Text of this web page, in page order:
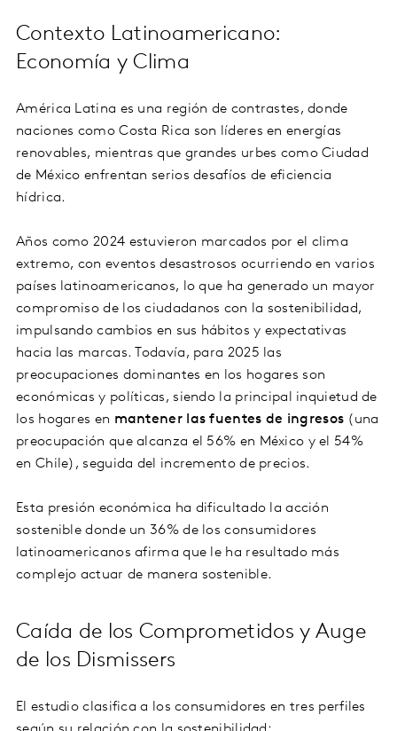
Contexto Latinoamericano:
Economía y Clima
América Latina es una región de contrastes, donde
naciones como Costa Rica son líderes en energías
renovables, mientras que grandes urbes como Ciudad
de México enfrentan serios desafíos de eficiencia
hídrica.
Años como 2024 estuvieron marcados por el clima
extremo, con eventos desastrosos ocurriendo en varios
países latinoamericanos, lo que ha generado un mayor
compromiso de los ciudadanos con la sostenibilidad,
impulsando cambios en sus hábitos y expectativas
hacia las marcas. Todavía, para 2025 las
preocupaciones dominantes en los hogares son
económicas y políticas, siendo la principal inquietud de
los hogares en mantener las fuentes de ingresos (una
preocupación que alcanza el 56% en México y el 54%
en Chile), seguida del incremento de precios.
Esta presión económica ha dificultado la acción
sostenible donde un 36% de los consumidores
latinoamericanos afirma que le ha resultado más
complejo actuar de manera sostenible.
Caída de los Comprometidos y Auge
de los Dismissers
El estudio clasifica a los consumidores en tres perfiles